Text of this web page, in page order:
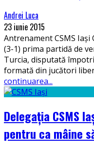
Andrei Luca
23 iunie 2015
Antrenament CSMS Iaşi
(3-1) prima partidă de
Turcia, disputată
formată din jucători
continuarea...
Delegația CSMS
pentru ca mâine